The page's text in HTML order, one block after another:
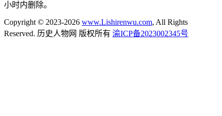
小时内删除。
Copyright © 2023-2026 www.Lishirenwu.com, All Rights
Reserved. 历史人物网 版权所有 渝ICP备2023002345号